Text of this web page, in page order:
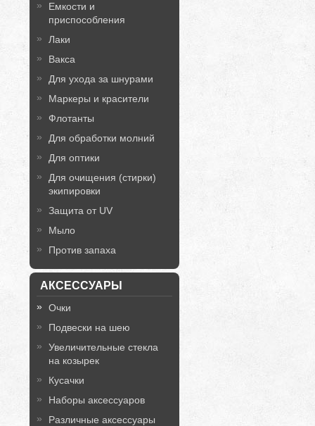
Емкости и
приспособления
Лаки
Вакса
Для ухода за шнурами
Маркеры и красители
Флотанты
Для обработки молний
Для оптики
Для очищения (стирки)
экипировки
Защита от UV
Мыло
Против запаха
АКСЕССУАРЫ
Очки
Подвески на шею
Увеличительные стекла
на козырек
Кусачки
Наборы аксессуаров
Различные аксессуары